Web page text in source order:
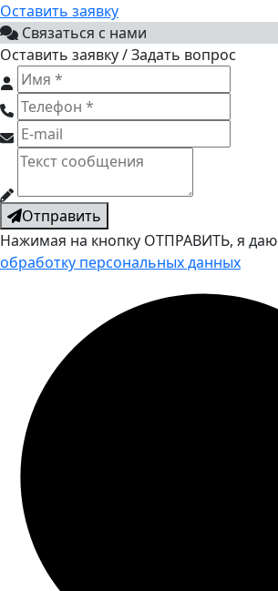
Оставить заявку
Связаться с нами
Оставить заявку / Задать вопрос
Отправить
Нажимая на кнопку ОТПРАВИТЬ, я даю
обработку персональных данных